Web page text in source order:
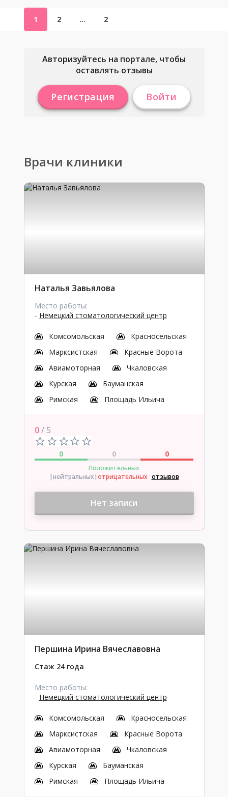
1 2 … 2
Авторизуйтесь на портале, чтобы
оставлять отзывы
Регистрация Войти
Врачи клиники
Наталья Завьялова
Место работы:
- Немецкий стоматологический центр
Комсомольская
Красносельская
Марксистская
Красные Ворота
Авиамоторная
Чкаловская
Курская
Бауманская
Римская
Площадь Ильича
0/ 5
0 0 0
Положительных
|нейтральных|отрицательных отзывов
Нет записи
Першина Ирина Вячеславовна
Стаж 24 года
Место работы:
- Немецкий стоматологический центр
Комсомольская
Красносельская
Марксистская
Красные Ворота
Авиамоторная
Чкаловская
Курская
Бауманская
Римская
Площадь Ильича